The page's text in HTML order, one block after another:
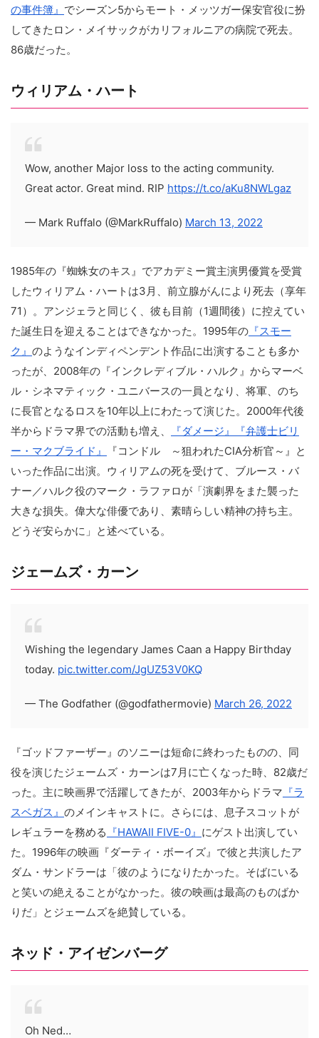
の事件簿』 でシーズン5からモート・メッツガー保安官役に扮
してきたロン・メイサックがカリフォルニアの病院で死去。
86歳だった。
ウィリアム・ハート
Wow, another Major loss to the acting community.
Great actor. Great mind. RIP https://t.co/aKu8NWLgaz
— Mark Ruffalo (@MarkRuffalo) March 13, 2022
1985年の『蜘蛛女のキス』でアカデミー賞主演男優賞を受賞
したウィリアム・ハートは3月、前立腺がんにより死去（享年
71）。アンジェラと同じく、彼も目前（1週間後）に控えてい
た誕生日を迎えることはできなかった。1995年の 『スモー
ク』 のようなインディペンデント作品に出演することも多か
ったが、2008年の『インクレディブル・ハルク』からマーベ
ル・シネマティック・ユニバースの一員となり、将軍、のち
に長官となるロスを10年以上にわたって演じた。2000年代後
半からドラマ界での活動も増え、
『ダメージ』
『弁護士ビリ
ー・マクブライド』
『コンドル ～狙われたCIA分析官～』と
いった作品に出演。ウィリアムの死を受けて、ブルース・バ
ナー／ハルク役のマーク・ラファロが「演劇界をまた襲った
大きな損失。偉大な俳優であり、素晴らしい精神の持ち主。
どうぞ安らかに」と述べている。
ジェームズ・カーン
Wishing the legendary James Caan a Happy Birthday
today. pic.twitter.com/JgUZ53V0KQ
— The Godfather (@godfathermovie) March 26, 2022
『ゴッドファーザー』のソニーは短命に終わったものの、同
役を演じたジェームズ・カーンは7月に亡くなった時、82歳だ
った。主に映画界で活躍してきたが、2003年からドラマ 『ラ
スベガス』 のメインキャストに。さらには、息子スコットが
レギュラーを務める 『HAWAII FIVE-0』 にゲスト出演してい
た。1996年の映画『ダーティ・ボーイズ』で彼と共演したア
ダム・サンドラーは「彼のようになりたかった。そばにいる
と笑いの絶えることがなかった。彼の映画は最高のものばか
りだ」とジェームズを絶賛している。
ネッド・アイゼンバーグ
Oh Ned…